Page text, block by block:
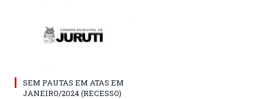
SEM PAUTAS EM ATAS EM
JANEIRO/2024 (RECESSO)